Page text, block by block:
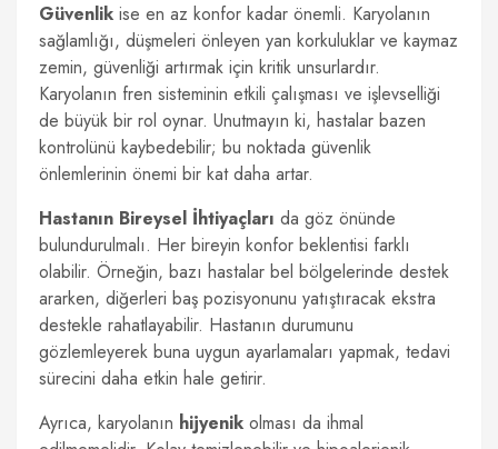
Güvenlik ise en az konfor kadar önemli. Karyolanın
sağlamlığı, düşmeleri önleyen yan korkuluklar ve kaymaz
zemin, güvenliği artırmak için kritik unsurlardır.
Karyolanın fren sisteminin etkili çalışması ve işlevselliği
de büyük bir rol oynar. Unutmayın ki, hastalar bazen
kontrolünü kaybedebilir; bu noktada güvenlik
önlemlerinin önemi bir kat daha artar.
Hastanın Bireysel İhtiyaçları da göz önünde
bulundurulmalı. Her bireyin konfor beklentisi farklı
olabilir. Örneğin, bazı hastalar bel bölgelerinde destek
ararken, diğerleri baş pozisyonunu yatıştıracak ekstra
destekle rahatlayabilir. Hastanın durumunu
gözlemleyerek buna uygun ayarlamaları yapmak, tedavi
sürecini daha etkin hale getirir.
Ayrıca, karyolanın hijyenik olması da ihmal